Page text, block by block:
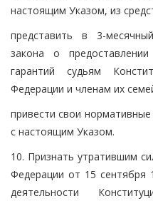
настоящим Указом, из
представить в 3-
закона о предоставлении
гарантий судьям
Федерации и членам их
привести свои
с настоящим Указом.
10. Признать утратившим
Федерации от 15 сентября
деятельности